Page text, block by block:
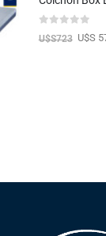
U$S723 U$S